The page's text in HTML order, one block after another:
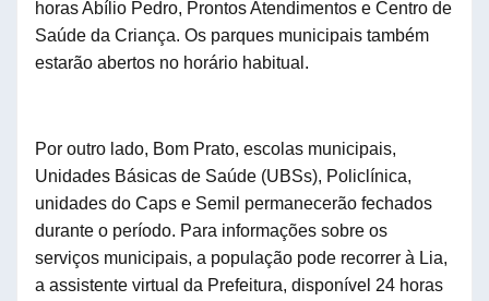
horas Abílio Pedro, Prontos Atendimentos e Centro de
Saúde da Criança. Os parques municipais também
estarão abertos no horário habitual.
Por outro lado, Bom Prato, escolas municipais,
Unidades Básicas de Saúde (UBSs), Policlínica,
unidades do Caps e Semil permanecerão fechados
durante o período. Para informações sobre os
serviços municipais, a população pode recorrer à Lia,
a assistente virtual da Prefeitura, disponível 24 horas